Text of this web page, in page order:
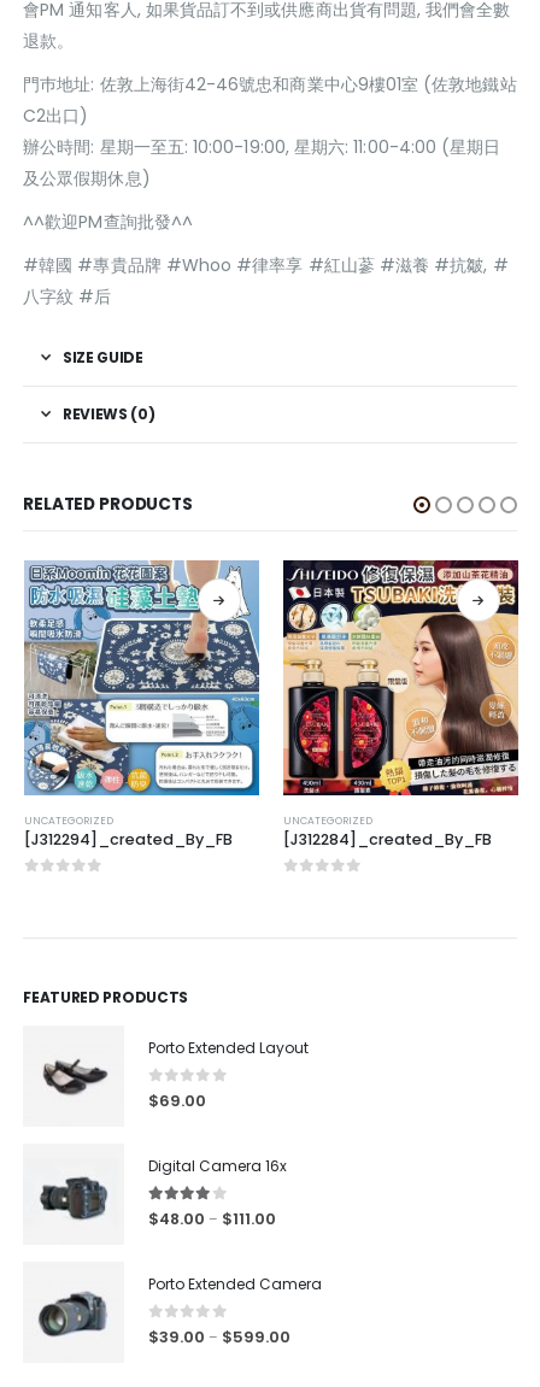
會PM 通知客人, 如果貨品訂不到或供應商出貨有問題, 我們會全數
退款。
門巿地址: 佐敦上海街42-46號忠和商業中心9樓01室 (佐敦地鐵站
C2出口)
辦公時間: 星期一至五: 10:00-19:00, 星期六: 11:00-4:00 (星期日
及公眾假期休息)
^^歡迎PM查詢批發^^
#韓國 #專貴品牌 #Whoo #律率享 #紅山蔘 #滋養 #抗皺, #
八字紋 #后
SIZE GUIDE
REVIEWS (0)
RELATED PRODUCTS
UNCATEGORIZED
[J312294]_created_By_FB
UNCATEGORIZED
[J312284]_created_By_FB
FEATURED PRODUCTS
Porto Extended Layout
0out of 5
$69.00
Digital Camera 16x
4.00out of 5
$48.00 – $111.00
Porto Extended Camera
0 out of 5
$39.00 – $599.00